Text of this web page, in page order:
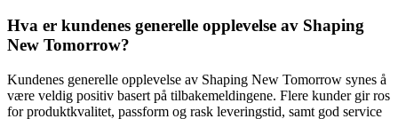
Hva er kundenes generelle opplevelse av Shaping
New Tomorrow?
Kundenes generelle opplevelse av Shaping New Tomorrow synes å
være veldig positiv basert på tilbakemeldingene. Flere kunder gir ros
for produktkvalitet, passform og rask leveringstid, samt god service